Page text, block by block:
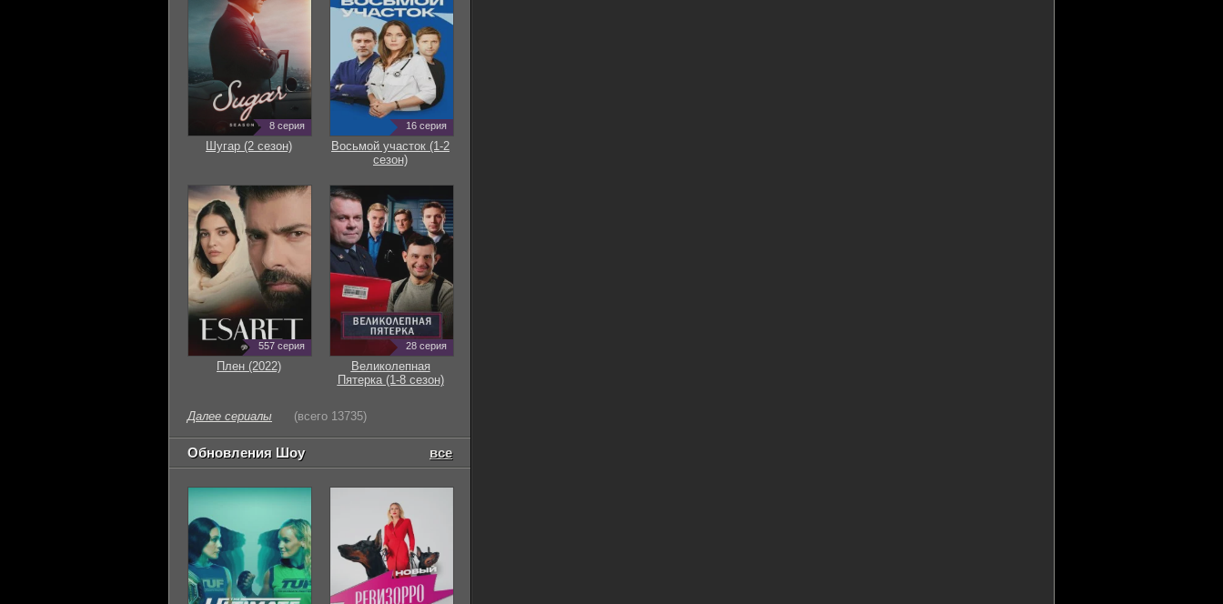
8 серия
Шугар (2 сезон)
16 серия
Восьмой участок (1-2
сезон)
557 серия
Плен (2022)
28 серия
Великолепная
Пятерка (1-8 сезон)
Далее сериалы (всего 13735)
Обновления Шоу все